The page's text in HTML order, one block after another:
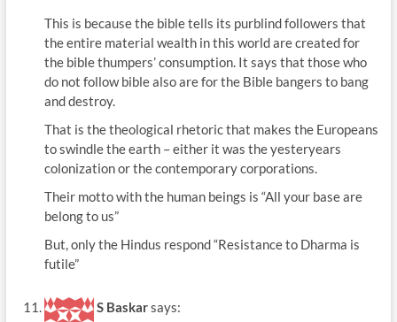
This is because the bible tells its purblind followers that
the entire material wealth in this world are created for
the bible thumpers’ consumption. It says that those who
do not follow bible also are for the Bible bangers to bang
and destroy.
That is the theological rhetoric that makes the Europeans
to swindle the earth – either it was the yesteryears
colonization or the contemporary corporations.
Their motto with the human beings is “All your base are
belong to us”
But, only the Hindus respond “Resistance to Dharma is
futile”
S Baskarsays: